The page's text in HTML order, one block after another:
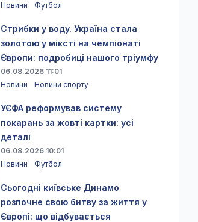
Новини
Футбол
Стрибки у воду. Україна стала
золотою у міксті на чемпіонаті
Європи: подробиці нашого тріумфу
06.08.2026 11:01
Новини
Новини спорту
УЄФА реформував систему
покарань за жовті картки: усі
деталі
06.08.2026 10:01
Новини
Футбол
Сьогодні київське Динамо
розпочне свою битву за життя у
Європі: що відбувається